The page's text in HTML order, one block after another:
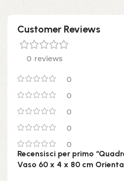
Customer Reviews
0 reviews
0
0
0
0
0
Recensisci per primo
Vaso 60 x 4 x 80 cm